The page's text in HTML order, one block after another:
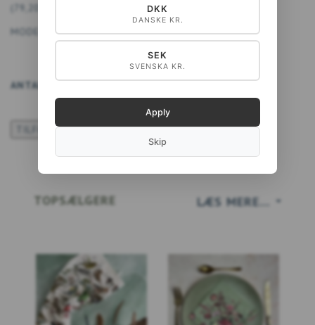
MODEL/VARENR.: 5711612031805
ANTAL LÆG I KURV
TILFØJ TIL ØNSKESKYEN
LÆS MERE...
TOPSÆLGERE
DKK
DANSKE KR.
SEK
SVENSKA KR.
Apply
Skip